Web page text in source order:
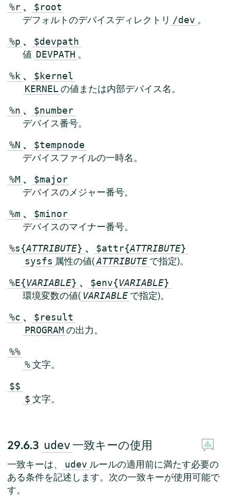
%r 、 $root
デフォルトのデバイスディレクトリ /dev 。
%p 、 $devpath
値 DEVPATH 。
%k 、
$kernel
KERNEL の値または内部デバイス名。
%n 、 $number
デバイス番号。
%N 、 $tempnode
デバイスファイルの一時名。
%M 、 $major
デバイスのメジャー番号。
%m 、 $minor
デバイスのマイナー番号。
%s{ATTRIBUTE} 、 $attr{ATTRIBUTE}
sysfs 属性の値(ATTRIBUTE で指定)。
%E{VARIABLE} 、 $env{VARIABLE}
環境変数の値( VARIABLE で指定)。
%c 、
$result
PROGRAM の出力。
%%
% 文字。
$$
$ 文字。
29.6.3 udev 一致キーの使用
一致キーは、 udev ルールの適用前に満たす必要の
ある条件を記述します。次の一致キーが使用可能で
す。